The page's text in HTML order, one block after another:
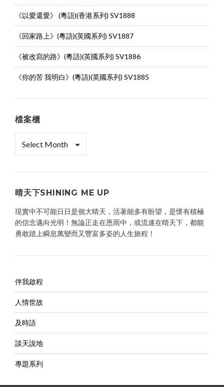
《以愛還愛》 (粵語)(香港系列) SV1888
《回家路上》(粵語)(英國系列) SV1887
《被改寫的路》(粵語)(英國系列) SV1886
《你的苦 我明白》(粵語)(英國系列) SV1885
檔案櫃
晴天下SHINING ME UP
現實中不可能日日是個大晴天，活著能多有盼望，是懷有積極
的信念邁向光明！無論正走在恩雨中，或流連在晴天下，都能
勇敢踏上瞬息萬變而又豐富多姿的人生旅程！
伴我啟程
人情世故
及時語
談天說地
專題系列